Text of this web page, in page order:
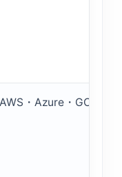
AWS・Azure・GCPに